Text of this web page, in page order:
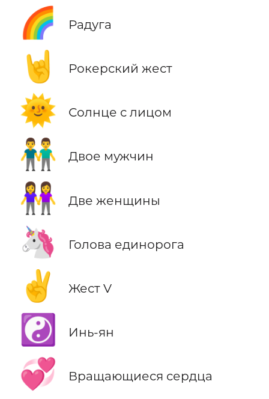
🌈 Радуга
🤘 Рокерский жест
🌞 Солнце с лицом
👬 Двое мужчин
👭 Две женщины
🦄 Голова единорога
✌️ Жест V
☯️ Инь-ян
💞 Вращающиеся сердца